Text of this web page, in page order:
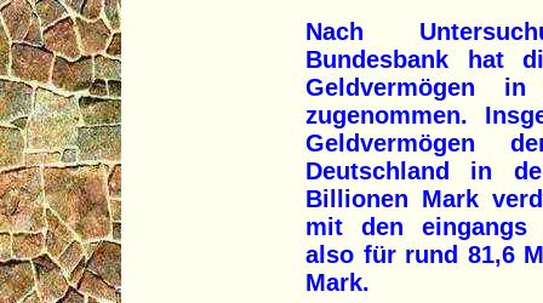
Nach
Bundesbank hat
Geldvermögen
zugenommen.
Geldvermögen
Deutschland in
Billionen Mark
mit den eingangs
also für rund 81,6
Mark.